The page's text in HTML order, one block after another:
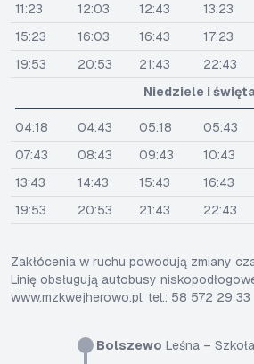
Bolszewo Leśna –
11:23
12:03 12:43 13:23
15:23
16:03 16:43 17:23
19:53
20:53 21:43 22:43
Niedziele i święta
04:18 04:43 05:18 05:43
07:43
08:43 09:43 10:43
13:43
14:43 15:43 16:43
19:53
20:53 21:43 22:43
Zakłócenia w ruchu powodują zmiany
Linię obsługują autobusy
www.mzkwejherowo.pl, tel.: 58 572 29 33